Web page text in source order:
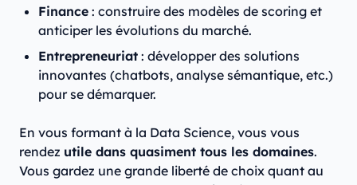
Finance : construire des modèles de scoring et
anticiper les évolutions du marché.
Entrepreneuriat : développer des solutions
innovantes (chatbots, analyse sémantique, etc.)
pour se démarquer.
En vous formant à la Data Science, vous vous
rendez utile dans quasiment tous les domaines.
Vous gardez une grande liberté de choix quant au